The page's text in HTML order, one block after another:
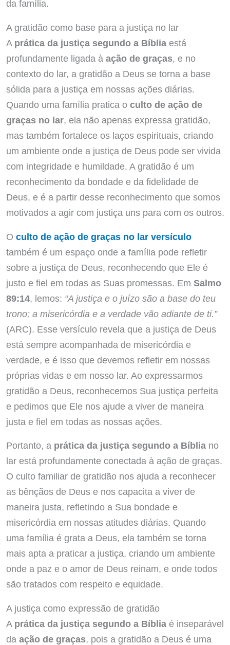
da família.
A gratidão como base para a justiça no lar
A prática da justiça segundo a Bíbliaestá
profundamente ligada à ação de graças, e no
contexto do lar, a gratidão a Deus se torna a base
sólida para a justiça em nossas ações diárias.
Quando uma família pratica o culto de ação de
graças no lar, ela não apenas expressa gratidão,
mas também fortalece os laços espirituais, criando
um ambiente onde a justiça de Deus pode ser vivida
com integridade e humildade. A gratidão é um
reconhecimento da bondade e da fidelidade de
Deus, e é a partir desse reconhecimento que somos
motivados a agir com justiça uns para com os outros.
O culto de ação de graças no lar versículo
também é um espaço onde a família pode refletir
sobre a justiça de Deus, reconhecendo que Ele é
justo e fiel em todas as Suas promessas. Em Salmo
89:14, lemos: “A justiça e o juízo são a base do teu
trono; a misericórdia e a verdade vão adiante de ti.”
(ARC). Esse versículo revela que a justiça de Deus
está sempre acompanhada de misericórdia e
verdade, e é isso que devemos refletir em nossas
próprias vidas e em nosso lar. Ao expressarmos
gratidão a Deus, reconhecemos Sua justiça perfeita
e pedimos que Ele nos ajude a viver de maneira
justa e fiel em todas as nossas ações.
Portanto, a prática da justiça segundo a Bíbliano
lar está profundamente conectada à ação de graças.
O culto familiar de gratidão nos ajuda a reconhecer
as bênçãos de Deus e nos capacita a viver de
maneira justa, refletindo a Sua bondade e
misericórdia em nossas atitudes diárias. Quando
uma família é grata a Deus, ela também se torna
mais apta a praticar a justiça, criando um ambiente
onde a paz e o amor de Deus reinam, e onde todos
são tratados com respeito e equidade.
A justiça como expressão de gratidão
A prática da justiça segundo a Bíbliaé inseparável
da ação de graças, pois a gratidão a Deus é uma